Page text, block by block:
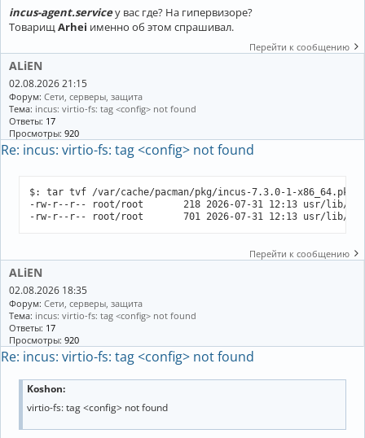
incus-agent.serviceу вас где? На гипервизоре?
ТоварищArhei именно об этом спрашивал.
Перейти к сообщению
ALiEN
02.08.2026 21:15
Форум: Сети, серверы, защита
Тема: incus: virtio-fs: tag <config> not found
Ответы: 17
Просмотры: 920
Re: incus: virtio-fs: tag <config> not found
$: tar tvf /var/cache/pacman/pkg/incus-7.3.0-1-
-rw-r--r-- root/root       218 2026-07-31 12:13 usr/lib/
-rw-r--r-- root/root       701 2026-07-31 12:13 usr/lib/
Перейти к сообщению
ALiEN
02.08.2026 18:35
Форум: Сети, серверы, защита
Тема: incus: virtio-fs: tag <config> not found
Ответы: 17
Просмотры: 920
Re: incus: virtio-fs: tag <config> not found
Koshon:
virtio-fs: tag <config> not found